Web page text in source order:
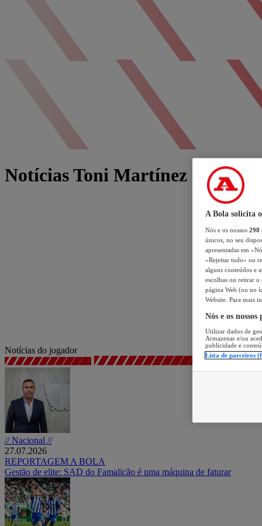
Notícias Toni Martínez
Notícias do jogador
// Nacional //
27.07.2026
REPORTAGEM A BOLA
Gestão de elite: SAD do Famalicão é uma máquina de faturar
A Bola solicita
Nós e os nossos 298
únicos, no seu
apresentadas em
«Rejeitar tudo» ou
alguns conteúdos e
escolhas ou retirar
página Web (ou no
Website. Para mais
Nós e os
Utilizar dados de
Armazenar e/ou
publicidade e
Lista de parceiros